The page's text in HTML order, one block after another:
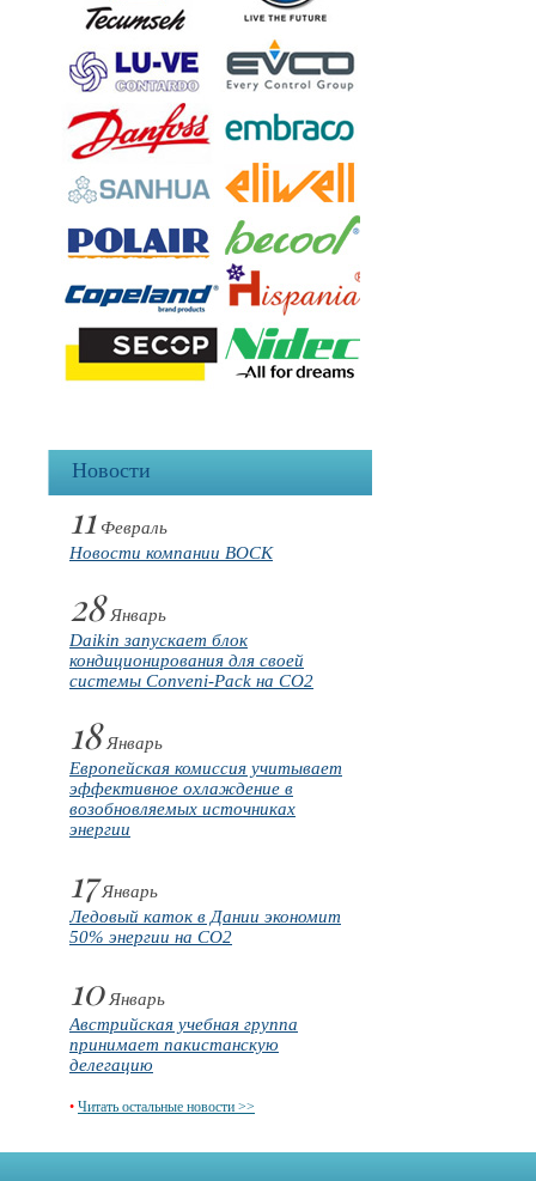
Новости
11 Февраль
Новости компании BOCK
28Январь
Daikin запускает блок
кондиционирования для своей
системы Conveni-Pack на CO2
18Январь
Европейская комиссия учитывает
эффективное охлаждение в
возобновляемых источниках
энергии
17Январь
Ледовый каток в Дании экономит
50% энергии на CO2
10Январь
Австрийская учебная группа
принимает пакистанскую
делегацию
• Читать остальные новости >>